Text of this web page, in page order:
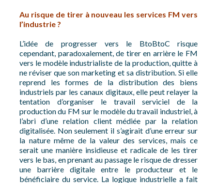
Au risque de tirer à nouveau les services FM vers
l’industrie ?
L’idée de progresser vers le BtoBtoC risque
cependant, paradoxalement, de tirer en arrière le FM
vers le modèle industrialiste de la production, quitte à
ne réviser que son marketing et sa distribution. Si elle
reprend les formes de la distribution des biens
industriels par les canaux digitaux, elle peut relayer la
tentation d’organiser le travail serviciel de la
production du FM sur le modèle du travail industriel, à
l’abri d’une relation client médiée par la relation
digitalisée. Non seulement il s’agirait d’une erreur sur
la nature même de la valeur des services, mais ce
serait une manière insidieuse et radicale de les tirer
vers le bas, en prenant au passage le risque de dresser
une barrière digitale entre le producteur et le
bénéficiaire du service. La logique industrielle a fait